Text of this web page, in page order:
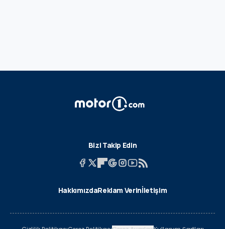
Bizi Takip Edin
HakkımızdaReklam Verinİletişim